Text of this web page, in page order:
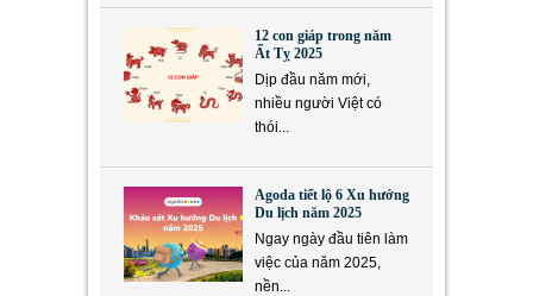
12 con giáp trong năm
Ất Tỵ 2025
Dịp đầu năm mới,
nhiều người Việt có
thói...
Agoda tiết lộ 6 Xu hướng
Du lịch năm 2025
Ngay ngày đầu tiên làm
việc của năm 2025,
nền...